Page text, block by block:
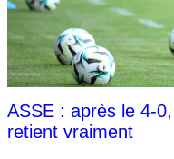
ASSE : après le 4-
retient vraiment